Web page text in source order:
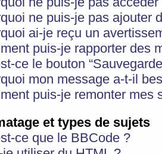
ne puis-je pas ajouter
ai-je reçu un
puis-je rapporter des
ce le bouton
mon message a-t-il
puis-je remonter mes
et types de sujets
ce que le BBCode ?